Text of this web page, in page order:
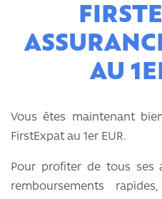
AU
Vous êtes maintenant
FirstExpat au 1er EUR.
Pour profiter de tous ses
remboursements